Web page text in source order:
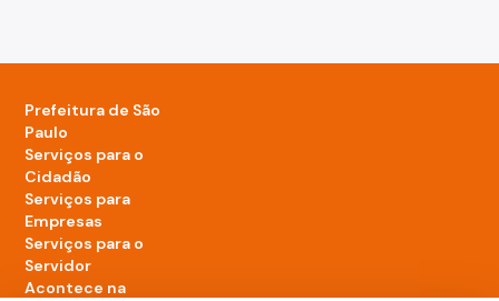
Prefeitura de São
Paulo
Serviços para o
Cidadão
Serviços para
Empresas
Serviços para o
Servidor
Acontece na